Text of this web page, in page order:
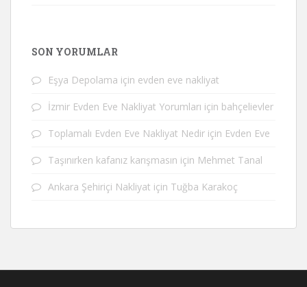
SON YORUMLAR
Eşya Depolama için evden eve nakliyat
İzmir Evden Eve Nakliyat Yorumları için bahçelievler
Toplamalı Evden Eve Nakliyat Nedir için Evden Eve
Taşınırken kafanız karışmasın için Mehmet Tanal
Ankara Şehiriçi Nakliyat için Tuğba Karakoç